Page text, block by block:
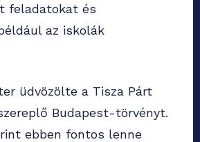
feladatokat és
az iskolák
üdvözölte a Tisza Párt
Budapest-törvényt.
ebben fontos lenne